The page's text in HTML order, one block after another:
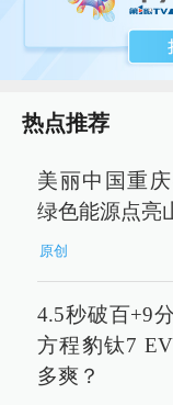
热点推荐
美丽中国重
绿色能源点亮
原创
4.5秒破百+9
方程豹钛7
多爽？